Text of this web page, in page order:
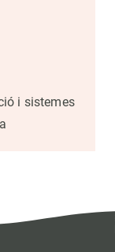
i sistemes